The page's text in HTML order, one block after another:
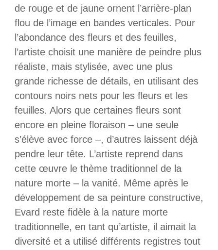
de rouge et de jaune ornent l’arrière-plan
flou de l’image en bandes verticales. Pour
l’abondance des fleurs et des feuilles,
l’artiste choisit une manière de peindre plus
réaliste, mais stylisée, avec une plus
grande richesse de détails, en utilisant des
contours noirs nets pour les fleurs et les
feuilles. Alors que certaines fleurs sont
encore en pleine floraison – une seule
s’élève avec force –, d’autres laissent déjà
pendre leur tête. L’artiste reprend dans
cette œuvre le thème traditionnel de la
nature morte – la vanité. Même après le
développement de sa peinture constructive,
Evard reste fidèle à la nature morte
traditionnelle, en tant qu’artiste, il aimait la
diversité et a utilisé différents registres tout